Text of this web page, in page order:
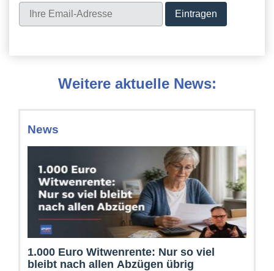
Weitere aktuelle News:
News
1.000 Euro Witwenrente: Nur so viel
bleibt nach allen Abzügen übrig